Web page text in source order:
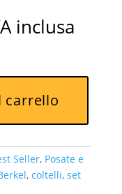
inclusa
carrello
Seller, Posate e
, coltelli, set